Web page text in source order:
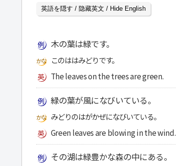
英語を隠す / 隐藏英文 / Hide English
木の葉は緑です。
このははみどりです。
The leaves on the trees are green.
緑の葉が風になびいている。
みどりのはがかぜになびいている。
Green leaves are blowing in the wind.
その湖は緑豊かな森の中にある。